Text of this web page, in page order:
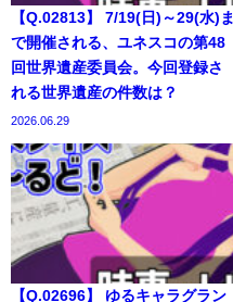
【Q.02813】 7/19(日)～29(水)ま
で開催される、ユネスコの第48
回世界遺産委員会。今回登録さ
れる世界遺産の件数は？
2026.06.29
【Q.02696】 ゆるキャラグラン